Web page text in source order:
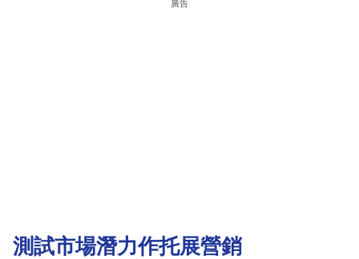
廣告
測試市場潛力作托展營銷